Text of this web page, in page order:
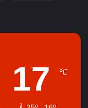
17 ℃